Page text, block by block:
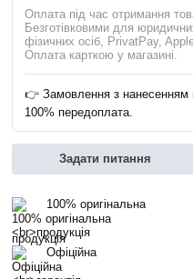
Оплата під час отримання
Безготівковими для
фізичних осіб, PrivatPay,
Оплата карткою у магазині.
👉 Замовлення з нанесенням
100% передоплата.
Задати питання
100% оригінальна
продукція
Офіційна